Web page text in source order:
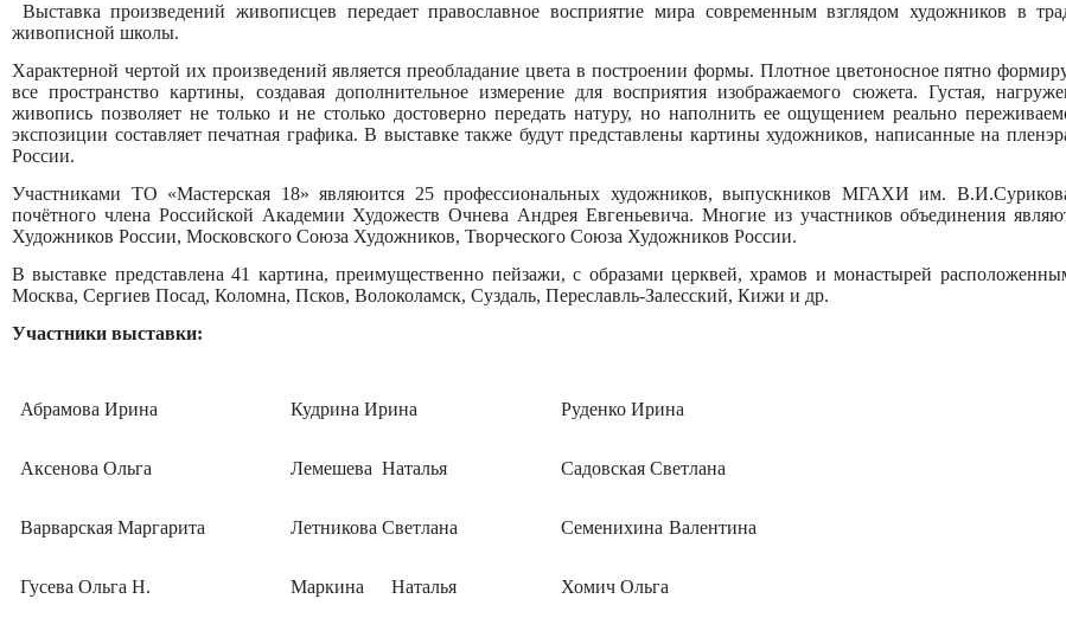
Выставка произведений живописцев передает православное восприятие мира современным взглядом художников в
живописной школы.
Характерной чертой их произведений является преобладание цвета в построении формы. Плотное цветоносное пятно
все пространство картины, создавая дополнительное измерение для восприятия изображаемого сюжета. Густая,
живопись позволяет не только и не столько достоверно передать натуру, но наполнить ее ощущением реально
экспозиции составляет печатная графика. В выставке также будут представлены картины художников, написанные на
России.
Участниками ТО «Мастерская 18» являюится 25 профессиональных художников, выпускников МГАХИ им.
почётного члена Российской Академии Художеств Очнева Андрея Евгеньевича. Многие из участников объединения
Художников России, Московского Союза Художников, Творческого Союза Художников России.
В выставке представлена 41 картина, преимущественно пейзажи, с образами церквей, храмов и монастырей
Москва, Сергиев Посад, Коломна, Псков, Волоколамск, Суздаль, Переславль-Залесский, Кижи и др.
Участники выставки:
Абрамова Ирина Кудрина Ирина Руденко Ирина
Аксенова Ольга Лемешева Наталья Садовская Светлана
Варварская Маргарита Летникова Светлана Семенихина Валентина
Гусева Ольга Н. Маркина Наталья Хомич Ольга